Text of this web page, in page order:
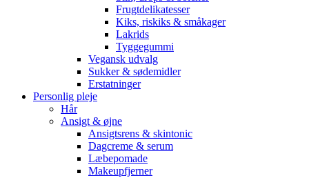
Frugtdelikatesser
Kiks, riskiks & småkager
Lakrids
Tyggegummi
Vegansk udvalg
Sukker & sødemidler
Erstatninger
Personlig pleje
Hår
Ansigt & øjne
Ansigtsrens & skintonic
Dagcreme & serum
Læbepomade
Makeupfjerner